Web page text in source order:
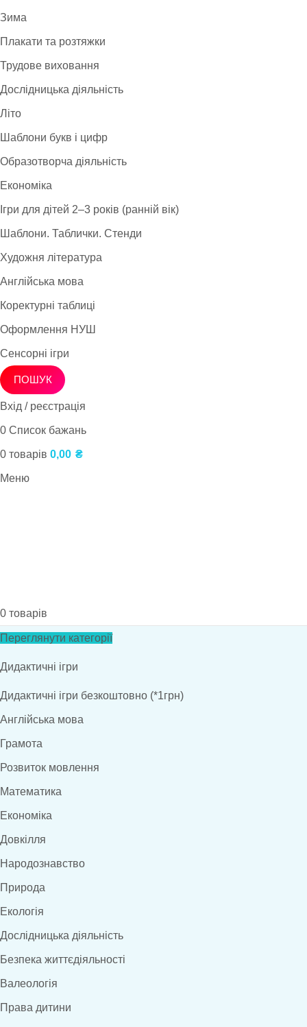
Зима
Плакати та розтяжки
Трудове виховання
Дослідницька діяльність
Літо
Шаблони букв і цифр
Образотворча діяльність
Економіка
Ігри для дітей 2–3 років (ранній вік)
Шаблони. Таблички. Стенди
Художня література
Англійська мова
Коректурні таблиці
Оформлення НУШ
Сенсорні ігри
ПОШУК
Вхід / реєстрація
0 Список бажань
0 товарів 0,00 ₴
Меню
0 товарів
Переглянути категорії
Дидактичні ігри
Дидактичні ігри безкоштовно (*1грн)
Англійська мова
Грамота
Розвиток мовлення
Математика
Економіка
Довкілля
Народознавство
Природа
Екологія
Дослідницька діяльність
Безпека життєдіяльності
Валеологія
Права дитини